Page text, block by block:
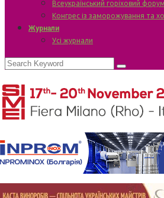
Всеукраїнський горіховий форум
Конгрес із заморожування та
Журнали
Усі журнали